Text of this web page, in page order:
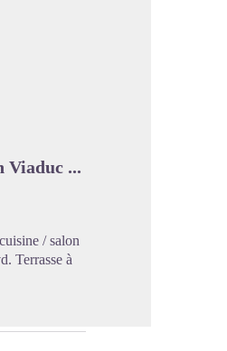
Viaduc ...
/ salon
Terrasse à